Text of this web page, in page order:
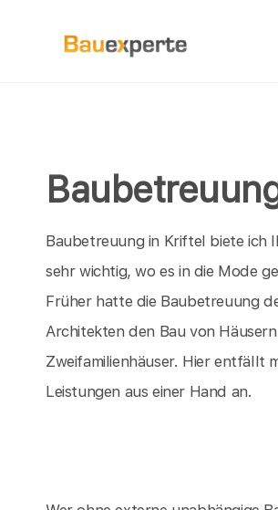
Baubetreuung in Kriftel biete ich
sehr wichtig, wo es in die Mode
Früher hatte die Baubetreuung
Architekten den Bau von
Zweifamilienhäuser. Hier entfällt
Leistungen aus einer Hand an.